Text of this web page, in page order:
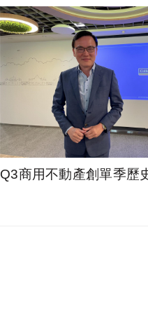
Q3商用不動產創單季歷